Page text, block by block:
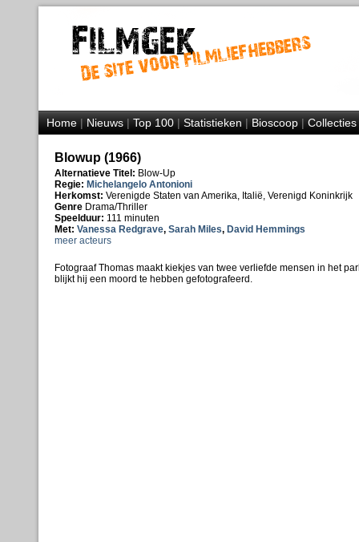
Home|Nieuws|Top 100|Statistieken|Bioscoop|Collecties
Blowup (1966)
Alternatieve Titel: Blow-Up
Regie: Michelangelo Antonioni
Herkomst: Verenigde Staten van Amerika, Italië, Verenigd Koninkrijk
Genre Drama/Thriller
Speelduur: 111 minuten
Met: Vanessa Redgrave, Sarah Miles, David Hemmings
meer acteurs
Fotograaf Thomas maakt kiekjes van twee verliefde mensen in het
blijkt hij een moord te hebben gefotografeerd.